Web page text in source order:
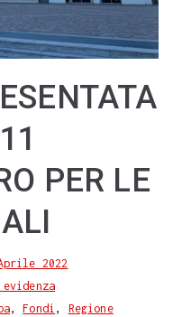
PER LE
2022
,Fondi , Regione